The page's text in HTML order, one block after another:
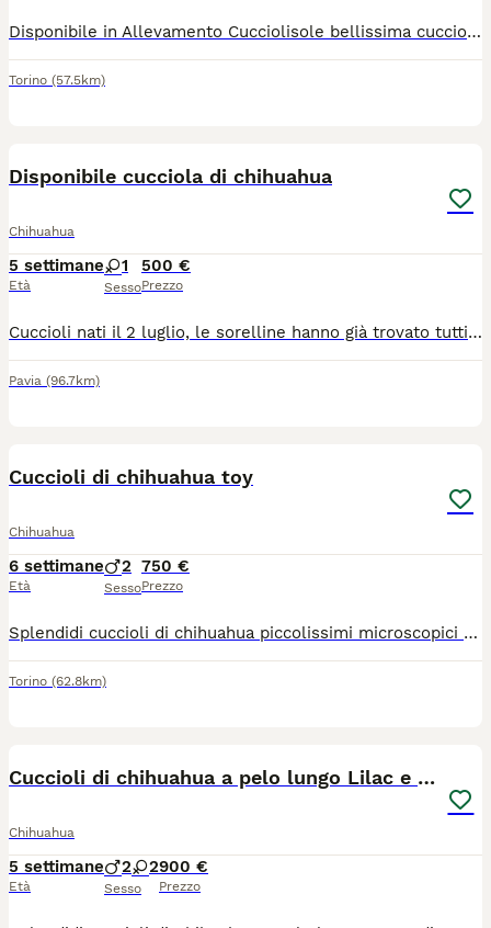
Disponibile in Allevamento Cucciolisole bellissima cucciola di chihuahua che si consegna DI PERSONA in tutta ITALIA da subito. La cucciola cucciola avrà doppia sverminazione, primo e secondo vaccino, libretto sanitario e visita veterinaria, microchip con relativo passaggio di proprietà, pedigree Enci e trattamento antiparassitario. Sarà abituata all'uso della traversina igienica e socializzata con altri cani e gatti. Cresce in famiglia giocando con bambini... Allevamento CUCCIOLISOLE anche whatapp
Torino (57.5km)
Disponibile cucciola di chihuahua
Chihuahua
5 settimane
Età
1
Sesso
500 €
Prezzo
Cuccioli nati il 2 luglio, le sorelline hanno già trovato tutti una nuova famiglia, ed è rimasta solo questa dolcissima femminuccia in attesa di trovare la sua famiglia ​La piccola è prenotabile da subito e sarà pronta per venire con voi a partire dal 27 agosto. ​Per qualsiasi informazione, per ricevere altre foto contattatemi pure tramite WhatsApp al numero: 3385636194
Pavia (96.7km)
Cuccioli di chihuahua toy
Chihuahua
6 settimane
Età
2
Sesso
750 €
Prezzo
Splendidi cuccioli di chihuahua piccolissimi microscopici rimarranno molto piccoli genitori visibili entrambi di mia proprietà sono nati il 22 giugno verranno consegnati al compimento dei 60gg con ciclo sverminazioni vaccino microchip passaggio di proprietà libretto sanitario contatto telefonico 379 1459776
Torino (62.8km)
Cuccioli di chihuahua a pelo lungo Lilac e Blu
Chihuahua
5 settimane
Età
2 2
Sesso
900 €
Prezzo